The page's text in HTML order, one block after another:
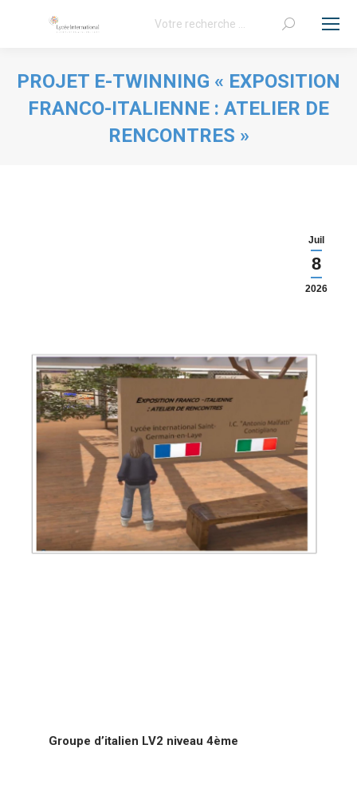
Recherche
PROJET E-TWINNING « EXPOSITION
FRANCO-ITALIENNE : ATELIER DE
RENCONTRES »
Juil
8
2026
Groupe d’italien LV2 niveau 4ème